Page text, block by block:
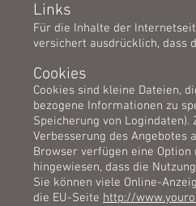
Links
Für die Inhalte der
versichert ausdrücklich, dass
Cookies
Cookies sind kleine Dateien,
bezogene Informationen zu
Speicherung von
Verbesserung des Angebotes
Browser verfügen eine
hingewiesen, dass die
Sie können viele Online-
die EU-Seite http://